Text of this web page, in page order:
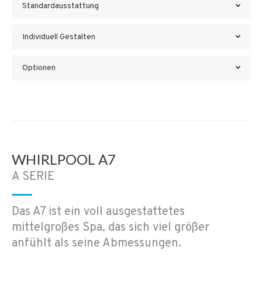
Standardausstattung
Individuell Gestalten
Optionen
WHIRLPOOL A7
A SERIE
Das A7 ist ein voll ausgestattetes
mittelgroßes Spa, das sich viel größer
anfühlt als seine Abmessungen.